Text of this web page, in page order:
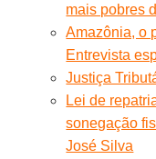
mais pobres
Amazônia, o
Entrevista
Justiça
Lei de
sonegação
José Silva